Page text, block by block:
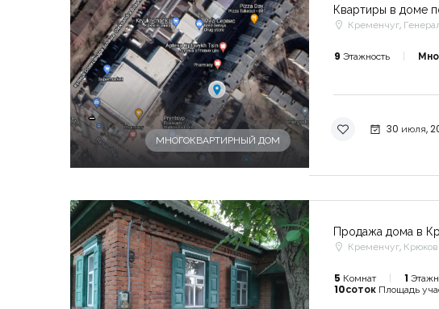
-
МНОГОКВАРТИРНЫЙ ДОМ
Квартиры в доме
Кременчуг,
9 Этажность
30 июля,
Продажа дома в
Кременчуг, Крюков
5 Комнат 1
10соток Площадь